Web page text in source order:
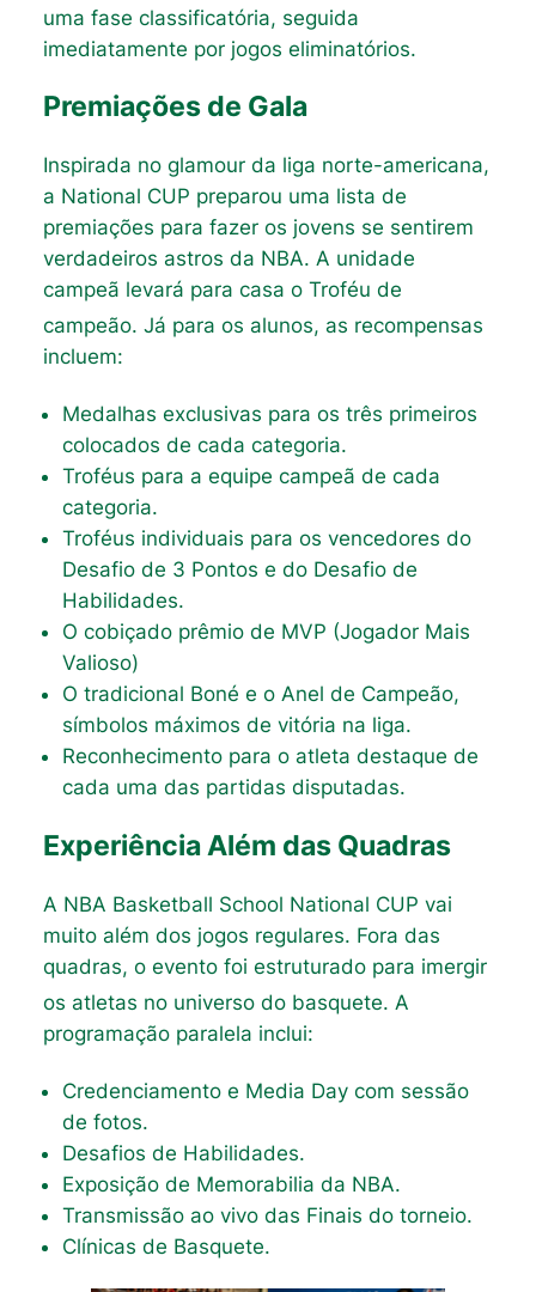
uma fase classificatória, seguida
imediatamente por jogos eliminatórios.
Premiações de Gala
Inspirada no glamour da liga norte-americana,
a National CUP preparou uma lista de
premiações para fazer os jovens se sentirem
verdadeiros astros da NBA. A unidade
campeã levará para casa o Troféu de
campeão. Já para os alunos, as recompensas
incluem:
Medalhas exclusivas para os três primeiros
colocados de cada categoria.
Troféus para a equipe campeã de cada
categoria.
Troféus individuais para os vencedores do
Desafio de 3 Pontos e do Desafio de
Habilidades.
O cobiçado prêmio de MVP (Jogador Mais
Valioso)
O tradicional Boné e o Anel de Campeão,
símbolos máximos de vitória na liga.
Reconhecimento para o atleta destaque de
cada uma das partidas disputadas.
Experiência Além das Quadras
A NBA Basketball School National CUP vai
muito além dos jogos regulares. Fora das
quadras, o evento foi estruturado para imergir
os atletas no universo do basquete. A
programação paralela inclui:
Credenciamento e Media Day com sessão
de fotos.
Desafios de Habilidades.
Exposição de Memorabilia da NBA.
Transmissão ao vivo das Finais do torneio.
Clínicas de Basquete.